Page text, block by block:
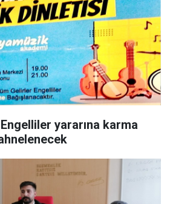
yararına karma